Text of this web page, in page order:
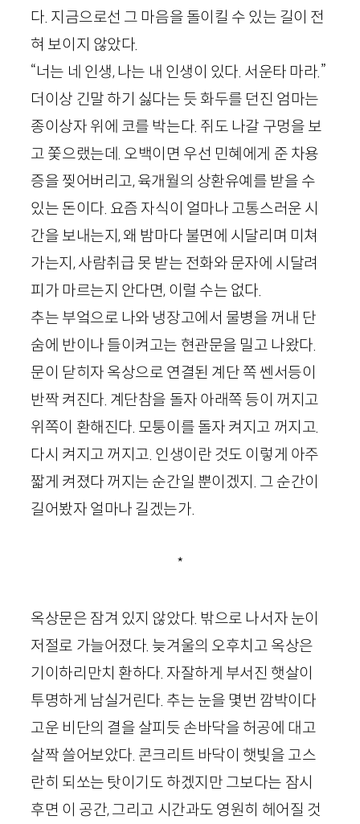
다. 지금으로선 그 마음을 돌이킬 수 있는 길이 전
혀 보이지 않았다.
“너는 네 인생, 나는 내 인생이 있다. 서운타 마라.”
더이상 긴말 하기 싫다는 듯 화두를 던진 엄마는
종이상자 위에 코를 박는다. 쥐도 나갈 구멍을 보
고 쫓으랬는데. 오백이면 우선 민혜에게 준 차용
증을 찢어버리고, 육개월의 상환유예를 받을 수
있는 돈이다. 요즘 자식이 얼마나 고통스러운 시
간을 보내는지, 왜 밤마다 불면에 시달리며 미쳐
가는지, 사람취급 못 받는 전화와 문자에 시달려
피가 마르는지 안다면, 이럴 수는 없다.
추는 부엌으로 나와 냉장고에서 물병을 꺼내 단
숨에 반이나 들이켜고는 현관문을 밀고 나왔다.
문이 닫히자 옥상으로 연결된 계단 쪽 쎈서등이
반짝 켜진다. 계단참을 돌자 아래쪽 등이 꺼지고
위쪽이 환해진다. 모퉁이를 돌자 켜지고 꺼지고.
다시 켜지고 꺼지고. 인생이란 것도 이렇게 아주
짧게 켜졌다 꺼지는 순간일 뿐이겠지. 그 순간이
길어봤자 얼마나 길겠는가.
*
옥상문은 잠겨 있지 않았다. 밖으로 나서자 눈이
저절로 가늘어졌다. 늦겨울의 오후치고 옥상은
기이하리만치 환하다. 자잘하게 부서진 햇살이
투명하게 남실거린다. 추는 눈을 몇번 깜박이다
고운 비단의 결을 살피듯 손바닥을 허공에 대고
살짝 쓸어보았다. 콘크리트 바닥이 햇빛을 고스
란히 되쏘는 탓이기도 하겠지만 그보다는 잠시
후면 이 공간, 그리고 시간과도 영원히 헤어질 것